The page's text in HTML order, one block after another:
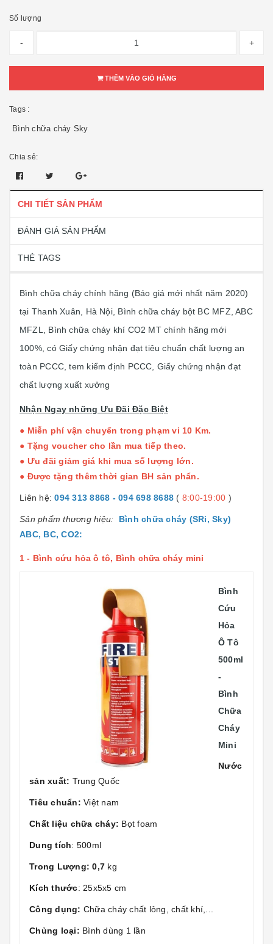
Số lượng
- +
THÊM VÀO GIỎ HÀNG
Tags :
Bình chữa cháy Sky
Chia sẻ:
CHI TIẾT SẢN PHẨM
ĐÁNH GIÁ SẢN PHẨM
THẺ TAGS
Bình chữa cháy chính hãng (Báo giá mới nhất năm 2020)
tại Thanh Xuân, Hà Nội, Bình chữa cháy bột BC MFZ, ABC
MFZL, Bình chữa cháy khí CO2 MT chính hãng mới
100%, có Giấy chứng nhận đạt tiêu chuẩn chất lượng an
toàn PCCC, tem kiểm định PCCC, Giấy chứng nhận đạt
chất lượng xuất xưởng
Nhận Ngay những Ưu Đãi Đặc Biệt
● Miễn phí vận chuyển trong phạm vi 10 Km.
● Tặng voucher cho lần mua tiếp theo.
● Ưu đãi giảm giá khi mua số lượng lớn.
● Được tặng thêm thời gian BH sản phẩn.
Liên hệ:094 313 8868 - 094 698 8688 ( 8:00-19:00 )
Sản phẩm thương hiệu:
Bình chữa cháy (SRi, Sky)
ABC, BC, CO2:
1 - Bình cứu hỏa ô tô, Bình chữa cháy mini
Bình
Cứu
Hỏa
Ô Tô
500ml
-
Bình
Chữa
Cháy
Mini
Nước
sản xuất: Trung Quốc
Tiêu chuẩn: Việt nam
Chất liệu chữa cháy: Bọt foam
Dung tích: 500ml
Trong Lượng: 0,7 kg
Kích thước: 25x5x5 cm
Công dụng: Chữa cháy chất lỏng, chất khí,...
Chủng loại: Bình dùng 1 lần